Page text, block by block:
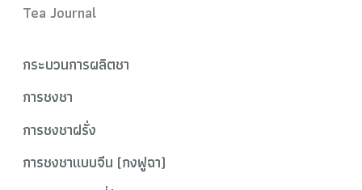
Tea Journal
กระบวนการผลิตชา
การชงชา
การชงชาฝรั่ง
การชงชาแบบจีน (กงฟูฉา)